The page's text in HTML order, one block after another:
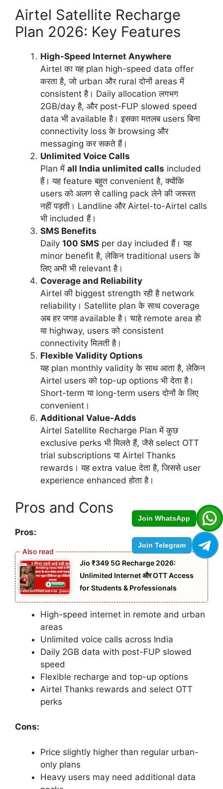
Join WhatsApp
Join Telegram
Airtel Satellite Recharge
Plan 2026: Key Features
High-Speed Internet Anywhere
Airtel का यह plan high-speed data offer
करता है, जो urban और rural दोनों areas में
consistent है। Daily allocation लगभग
2GB/day है, और post-FUP slowed speed
data भी available है। इसका मतलब users बिना
connectivity loss के browsing और
messaging कर सकते हैं।
Unlimited Voice Calls
Plan में all India unlimited calls included
हैं। यह feature बहुत convenient है, क्योंकि
users को अलग से calling pack लेने की जरूरत
नहीं पड़ती। Landline और Airtel-to-Airtel calls
भी included हैं।
SMS Benefits
Daily 100 SMS per day included हैं। यह
minor benefit है, लेकिन traditional users के
लिए अभी भी relevant है।
Coverage and Reliability
Airtel की biggest strength रही है network
reliability। Satellite plan के साथ coverage
अब हर जगह available है। चाहे remote area हो
या highway, users को consistent
connectivity मिलती है।
Flexible Validity Options
यह plan monthly validity के साथ आता है, लेकिन
Airtel users को top-up options भी देता है।
Short-term या long-term users दोनों के लिए
convenient।
Additional Value-Adds
Airtel Satellite Recharge Plan में कुछ
exclusive perks भी मिलते हैं, जैसे select OTT
trial subscriptions या Airtel Thanks
rewards। यह extra value देता है, जिससे user
experience enhanced होता है।
Pros and Cons
Pros:
Jio ₹349 5G Recharge 2026:
Unlimited Internet और OTT Access
for Students & Professionals
High-speed internet in remote and urban
areas
Unlimited voice calls across India
Daily 2GB data with post-FUP slowed
speed
Flexible recharge and top-up options
Airtel Thanks rewards and select OTT
perks
Cons:
Price slightly higher than regular urban-
only plans
Heavy users may need additional data